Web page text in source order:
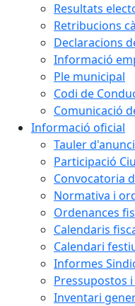
Resultats
Retribucions
Declaracions
Informació
Ple municipal
Codi de
Comunicació
Informació oficial
Tauler
Participació
Convocatoria
Normativa i
Ordenances
Calendaris
Calendari
Informes
Pressupostos
Inventari